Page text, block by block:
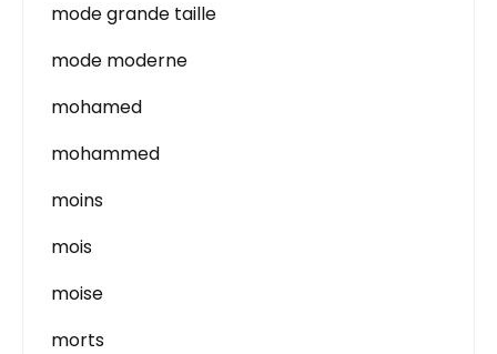
mode grande taille
mode moderne
mohamed
mohammed
moins
mois
moise
morts